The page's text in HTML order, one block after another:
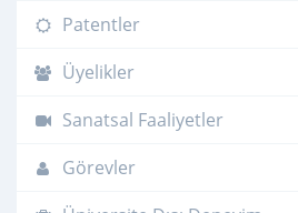
Patentler
Üyelikler
Sanatsal Faaliyetler
Görevler